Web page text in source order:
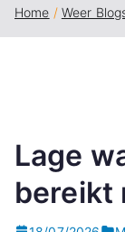
Home Weer
Lage
bereikt